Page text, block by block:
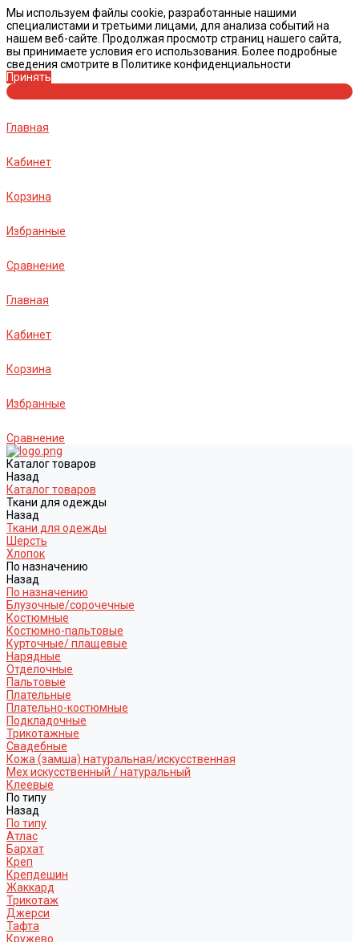
Мы используем файлы cookie, разработанные нашими
специалистами и третьими лицами, для анализа событий на
нашем веб-сайте. Продолжая просмотр страниц нашего сайта,
вы принимаете условия его использования. Более подробные
сведения смотрите в Политике конфиденциальности
Принять
Главная
Кабинет
Корзина
Избранные
Сравнение
Главная
Кабинет
Корзина
Избранные
Сравнение
Каталог товаров
Назад
Каталог товаров
Ткани для одежды
Назад
Ткани для одежды
Шерсть
Хлопок
По назначению
Назад
По назначению
Блузочные/сорочечные
Костюмные
Костюмно-пальтовые
Курточные/ плащевые
Нарядные
Отделочные
Пальтовые
Плательные
Плательно-костюмные
Подкладочные
Трикотажные
Свадебные
Кожа (замша) натуральная/искусственная
Мех искусственный / натуральный
Клеевые
По типу
Назад
По типу
Атлас
Бархат
Креп
Крепдешин
Жаккард
Трикотаж
Джерси
Тафта
Кружево